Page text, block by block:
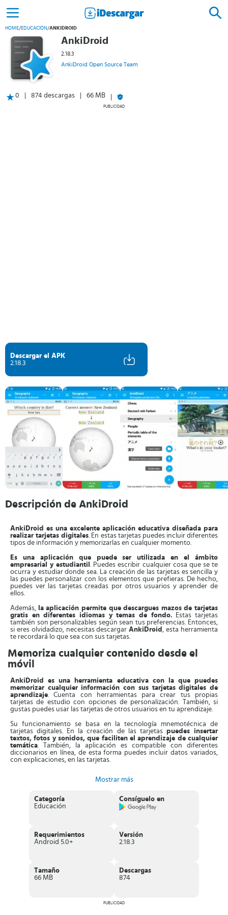
HOME/EDUCACIÓN/ANKIDROID
AnkiDroid
2.18.3
AnkiDroid Open Source Team
0 874 descargas 66 MB
PUBLICIDAD
Descargar el APK
2.18.3
Descripción de AnkiDroid
AnkiDroid es una excelente aplicación educativa diseñada para
realizar tarjetas digitales. En estas tarjetas puedes incluir diferentes
tipos de información y memorizarlas en cualquier momento.
Es una aplicación que puede ser utilizada en el ámbito
empresarial y estudiantil. Puedes escribir cualquier cosa que se te
ocurra y estudiar donde sea. La creación de las tarjetas es sencilla y
las puedes personalizar con los elementos que prefieras. De hecho,
puedes ver las tarjetas creadas por otros usuarios y aprender de
ellos.
Además, la aplicación permite que descargues mazos de tarjetas
gratis en diferentes idiomas y temas de fondo. Estas tarjetas
también son personalizables según sean tus preferencias. Entonces,
si eres olvidadizo, necesitas descargarAnkiDroid , esta herramienta
te recordará lo que sea con sus tarjetas.
Memoriza cualquier contenido desde el
móvil
AnkiDroid es una herramienta educativa con la que puedes
memorizar cualquier información con sus tarjetas digitales de
aprendizaje. Cuenta con herramientas para crear tus propias
tarjetas de estudio con opciones de personalización. También, si
gustas puedes usar las tarjetas de otros usuarios en tu aprendizaje.
Su funcionamiento se basa en la tecnología mnemotécnica de
tarjetas digitales. En la creación de las tarjetas puedes insertar
textos, fotos y sonidos, que faciliten el aprendizaje de cualquier
temática. También, la aplicación es compatible con diferentes
diccionarios en línea, de esta forma puedes incluir datos variados,
con explicaciones, en las tarjetas.
, lo que te permite importar o exportar tus tarjetas de
tu progreso al estudiar y lo refleja en sencillas estadísticas. Aparte de
esto, la App está disponible en unas 27 lenguas, lo que les permite a
los usuarios utilizar métodos de estudios diferentes sin barreras.
Excelente aplicación educativa diseñada para crear tarjetas
Consta de la
funcionalidad de transcribir textos a voz
Integra una
colección de unos 6000 mazos tarjetas
La aplicación se sincroniza con otros dispositivos.
Mostrar más
Categoría
Educación
Consíguelo en
Requerimientos
Android 5.0+
Versión
2.18.3
Tamaño
66 MB
Descargas
874
PUBLICIDAD